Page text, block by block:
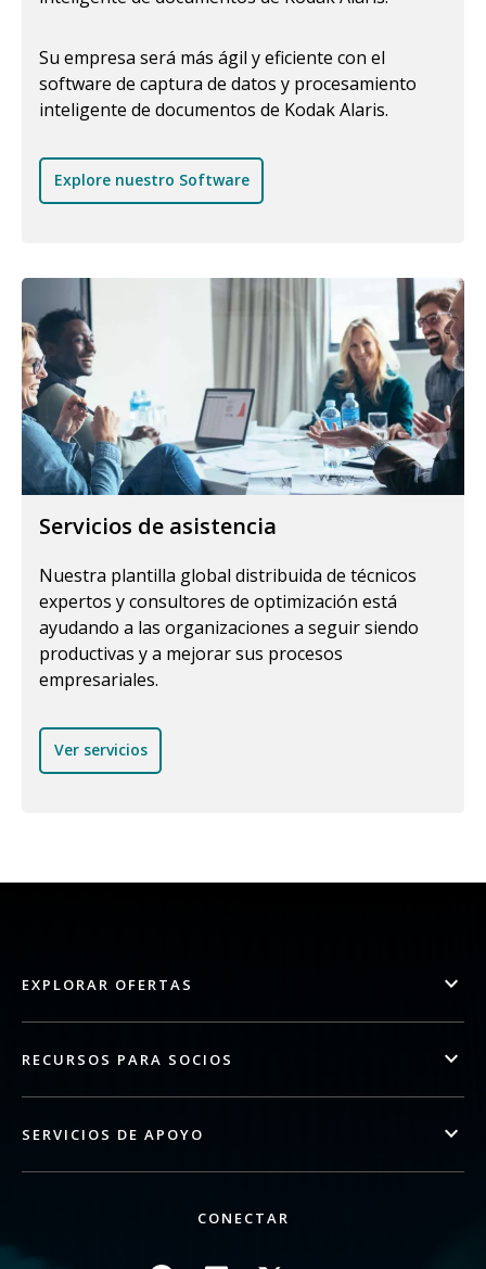
Su empresa será más ágil y eficiente con el
software de captura de datos y procesamiento
inteligente de documentos de Kodak Alaris.
Explore nuestro Software
Servicios de asistencia
Nuestra plantilla global distribuida de técnicos
expertos y consultores de optimización está
ayudando a las organizaciones a seguir siendo
productivas y a mejorar sus procesos
empresariales.
Ver servicios
EXPLORAR OFERTAS
RECURSOS PARA SOCIOS
SERVICIOS DE APOYO
CONECTAR